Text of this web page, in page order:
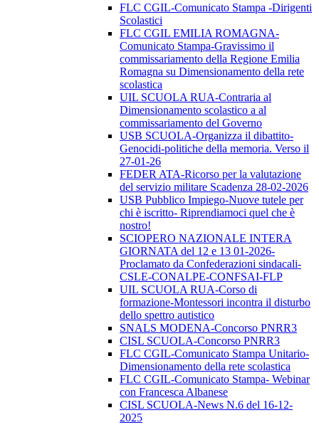
FLC CGIL-Comunicato Stampa -Dirigenti
Scolastici
FLC CGIL EMILIA ROMAGNA-
Comunicato Stampa-Gravissimo il
commissariamento della Regione Emilia
Romagna su Dimensionamento della rete
scolastica
UIL SCUOLA RUA-Contraria al
Dimensionamento scolastico a al
commissariamento del Governo
USB SCUOLA-Organizza il dibattito-
Genocidi-politiche della memoria. Verso il
27-01-26
FEDER ATA-Ricorso per la valutazione
del servizio militare Scadenza 28-02-2026
USB Pubblico Impiego-Nuove tutele per
chi è iscritto- Riprendiamoci quel che è
nostro!
SCIOPERO NAZIONALE INTERA
GIORNATA del 12 e 13 01-2026-
Proclamato da Confederazioni sindacali-
CSLE-CONALPE-CONFSAI-FLP
UIL SCUOLA RUA-Corso di
formazione-Montessori incontra il disturbo
dello spettro autistico
SNALS MODENA-Concorso PNRR3
CISL SCUOLA-Concorso PNRR3
FLC CGIL-Comunicato Stampa Unitario-
Dimensionamento della rete scolastica
FLC CGIL-Comunicato Stampa- Webinar
con Francesca Albanese
CISL SCUOLA-News N.6 del 16-12-
2025